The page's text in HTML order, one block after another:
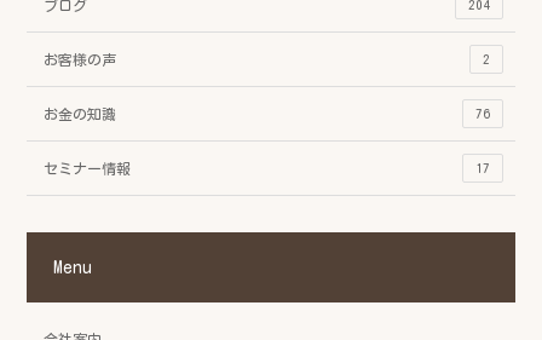
ブログ 204
お客様の声 2
お金の知識 76
セミナー情報 17
Menu